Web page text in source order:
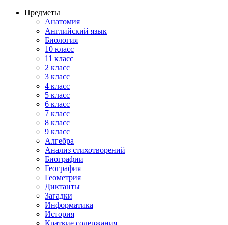
Предметы
Анатомия
Английский язык
Биология
10 класс
11 класс
2 класс
3 класс
4 класс
5 класс
6 класс
7 класс
8 класс
9 класс
Алгебра
Анализ стихотворений
Биографии
География
Геометрия
Диктанты
Загадки
Информатика
История
Краткие содержания